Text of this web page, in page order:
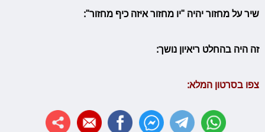
שיר על מחזור יהיה "יו מחזור איזה כיף מחזור":
זה היה בהחלט ריאיון נושך:
צפו בסרטון המלא: